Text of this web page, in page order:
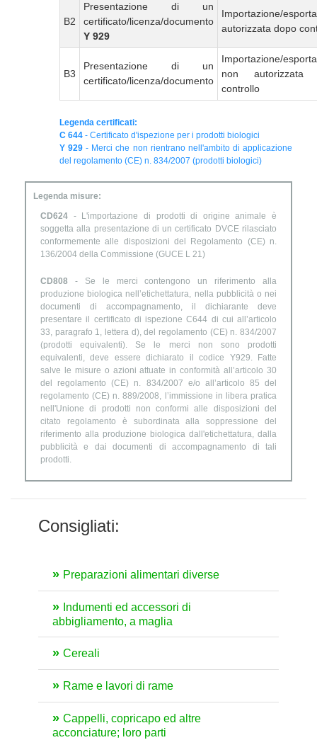
B2
Presentazione di un
certificato/licenza/documento
Y 929
Importazione/
autorizzata dopo
B3
Presentazione di un
certificato/licenza/documento
Importazione/
non autorizzata
controllo
Legenda certificati:
C 644 - Certificato d'ispezione per i prodotti biologici
Y 929 - Merci che non rientrano nell'ambito di applicazione
del regolamento (CE) n. 834/2007 (prodotti biologici)
Legenda misure:
CD624 - L'importazione di prodotti di origine animale è
soggetta alla presentazione di un certificato DVCE rilasciato
conformemente alle disposizioni del Regolamento (CE) n.
136/2004 della Commissione (GUCE L 21)
CD808 - Se le merci contengono un riferimento alla
produzione biologica nell’etichettatura, nella pubblicità o nei
documenti di accompagnamento, il dichiarante deve
presentare il certificato di ispezione C644 di cui all’articolo
33, paragrafo 1, lettera d), del regolamento (CE) n. 834/2007
(prodotti equivalenti). Se le merci non sono prodotti
equivalenti, deve essere dichiarato il codice Y929. Fatte
salve le misure o azioni attuate in conformità all’articolo 30
del regolamento (CE) n. 834/2007 e/o all’articolo 85 del
regolamento (CE) n. 889/2008, l’immissione in libera pratica
nell'Unione di prodotti non conformi alle disposizioni del
citato regolamento è subordinata alla soppressione del
riferimento alla produzione biologica dall'etichettatura, dalla
pubblicità e dai documenti di accompagnamento di tali
prodotti.
Consigliati:
Preparazioni alimentari diverse
Indumenti ed accessori di
abbigliamento, a maglia
Cereali
Rame e lavori di rame
Cappelli, copricapo ed altre
acconciature; loro parti